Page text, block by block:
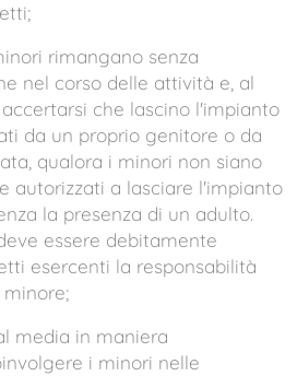
rimangano senza
nel corso delle attività e, al
che lascino l'impianto
da un proprio genitore o da
qualora i minori non siano
autorizzati a lasciare l'impianto
la presenza di un adulto.
essere debitamente
esercenti la responsabilità
media in maniera
i minori nelle